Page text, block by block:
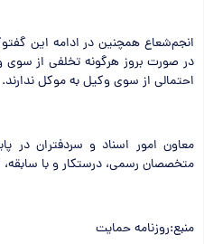
انجم‌شعاع همچنین در ادامه این
در صورت بروز هرگونه تخلفی از سوی
احتمالی از سوی وکیل به موکل ندارند.
معاون امور اسناد و سردفتران در
متخصصان رسمی، درستکار و با سابقه،
منبع:روزنامه حمایت